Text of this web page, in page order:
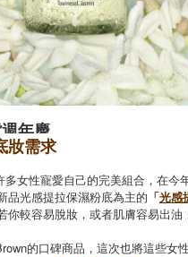
年慶
妝需求
女性寵愛自己的完美組合，在
品光感提拉保濕粉底為主的 「光感
你較容易脫妝，或者肌膚容易出油
的口碑商品，這次也將這些女